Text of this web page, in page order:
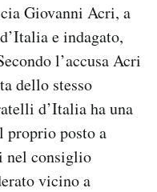
Giovanni Acri, a
e indagato,
l’accusa Acri
dello stesso
d’Italia ha una
proprio posto a
nel consiglio
vicino a